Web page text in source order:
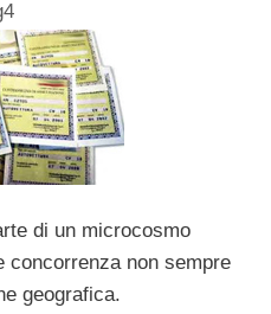
di un microcosmo
concorrenza non sempre
geografica.